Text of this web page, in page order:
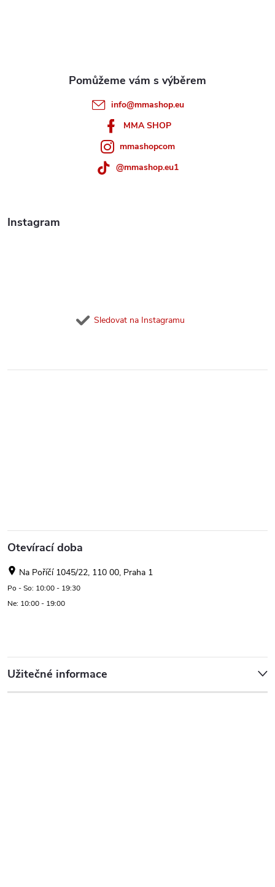
Instagram
Sledovat na Instagramu
info@mmashop.eu
MMA SHOP
mmashopcom
@mmashop.eu1
Otevírací doba
Na Poříčí 1045/22, 110 00, Praha 1
Po - So: 10:00 - 19:30
Ne: 10:00 - 19:00
Užitečné informace